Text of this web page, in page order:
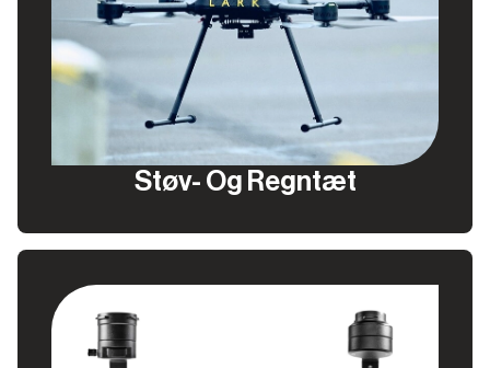
Støv- Og Regntæt